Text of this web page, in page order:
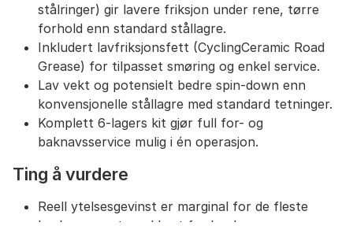
stålringer) gir lavere friksjon under rene, tørre
forhold enn standard stållagre.
Inkludert lavfriksjonsfett (CyclingCeramic Road
Grease) for tilpasset smøring og enkel service.
Lav vekt og potensielt bedre spin-down enn
konvensjonelle stållagre med standard tetninger.
Komplett 6-lagers kit gjør full for- og
baknavsservice mulig i én operasjon.
Ting å vurdere
Reell ytelsesgevinst er marginal for de fleste